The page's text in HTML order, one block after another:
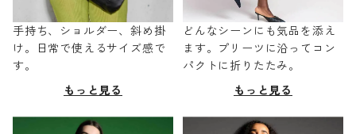
手持ち、ショルダー、斜め掛
け。日常で使えるサイズ感で
す。
もっと見る
どんなシーンにも気品を添え
ます。プリーツに沿ってコン
パクトに折りたたみ。
もっと見る